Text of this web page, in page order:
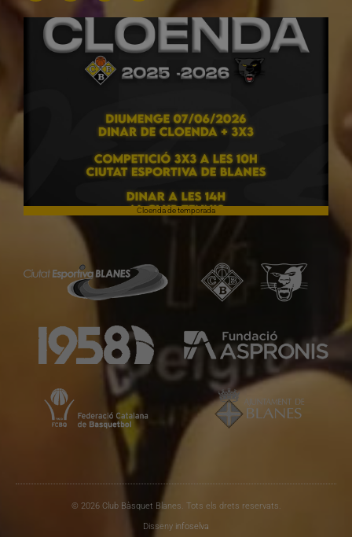
Cloenda de temporada
© 2026 Club Bàsquet Blanes. Tots els drets reservats.
Disseny infoselva